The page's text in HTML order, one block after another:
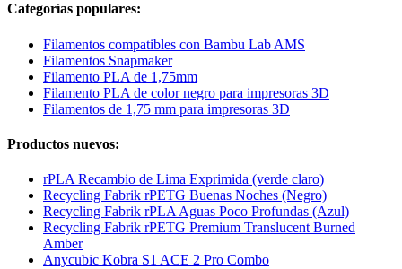
Categorías populares:
Filamentos compatibles con Bambu Lab AMS
Filamentos Snapmaker
Filamento PLA de 1,75mm
Filamento PLA de color negro para impresoras 3D
Filamentos de 1,75 mm para impresoras 3D
Productos nuevos:
rPLA Recambio de Lima Exprimida (verde claro)
Recycling Fabrik rPETG Buenas Noches (Negro)
Recycling Fabrik rPLA Aguas Poco Profundas (Azul)
Recycling Fabrik rPETG Premium Translucent Burned
Amber
Anycubic Kobra S1 ACE 2 Pro Combo